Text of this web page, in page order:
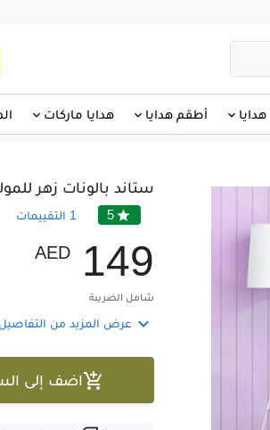
أطقم هدايا هدايا ماركات
ستاند بالونات زهر
5
1 التقييمات
AED 149
شامل الضريبة
 عرض المزيد من التفاصيل
اضف إلى